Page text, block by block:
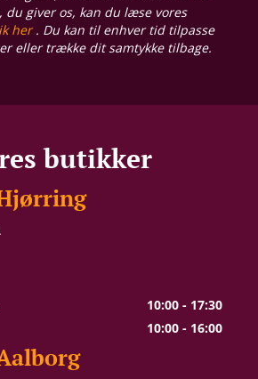
du giver os, kan du læse vores
her. Du kan til enhver tid tilpasse
eller trække dit samtykke tilbage.
butikker
10:00 - 17:30
10:00 - 16:00